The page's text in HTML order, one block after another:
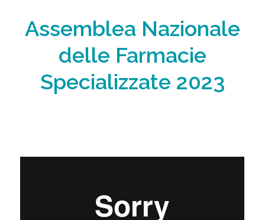
Assemblea Nazionale
delle Farmacie
Specializzate 2023